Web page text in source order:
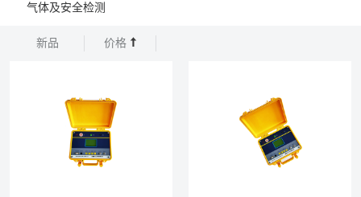
气体及安全检测
新品 价格